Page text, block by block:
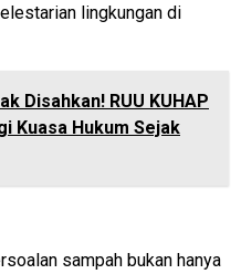
lingkungan di
Disahkan! RUU KUHAP
Kuasa Hukum Sejak
sampah bukan hanya